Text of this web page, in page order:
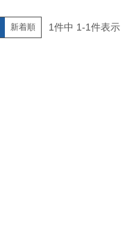
新着順 1件中 1-1件表示